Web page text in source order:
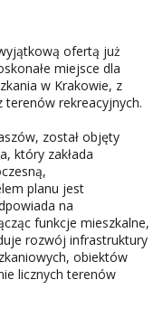
ofertą już
miejsce dla
w Krakowie, z
rekreacyjnych.
został objęty
który zakłada
planu jest
na
funkcje mieszkalne,
rozwój infrastruktury
obiektów
licznych terenów